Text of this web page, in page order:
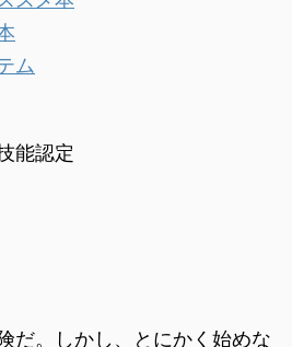
ム
能認定
だ。しかし、とにかく始めな